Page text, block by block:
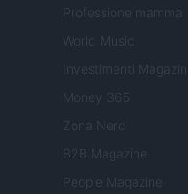
Professione mamma
World Music
Investimenti Magazine
Money 365
Zona Nerd
B2B Magazine
People Magazine